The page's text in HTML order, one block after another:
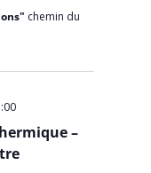
chemin du
–